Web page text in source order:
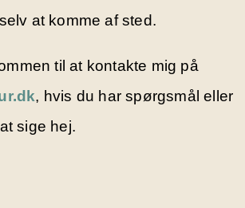
at komme af sted.
til at kontakte mig på
, hvis du har spørgsmål eller
sige hej.